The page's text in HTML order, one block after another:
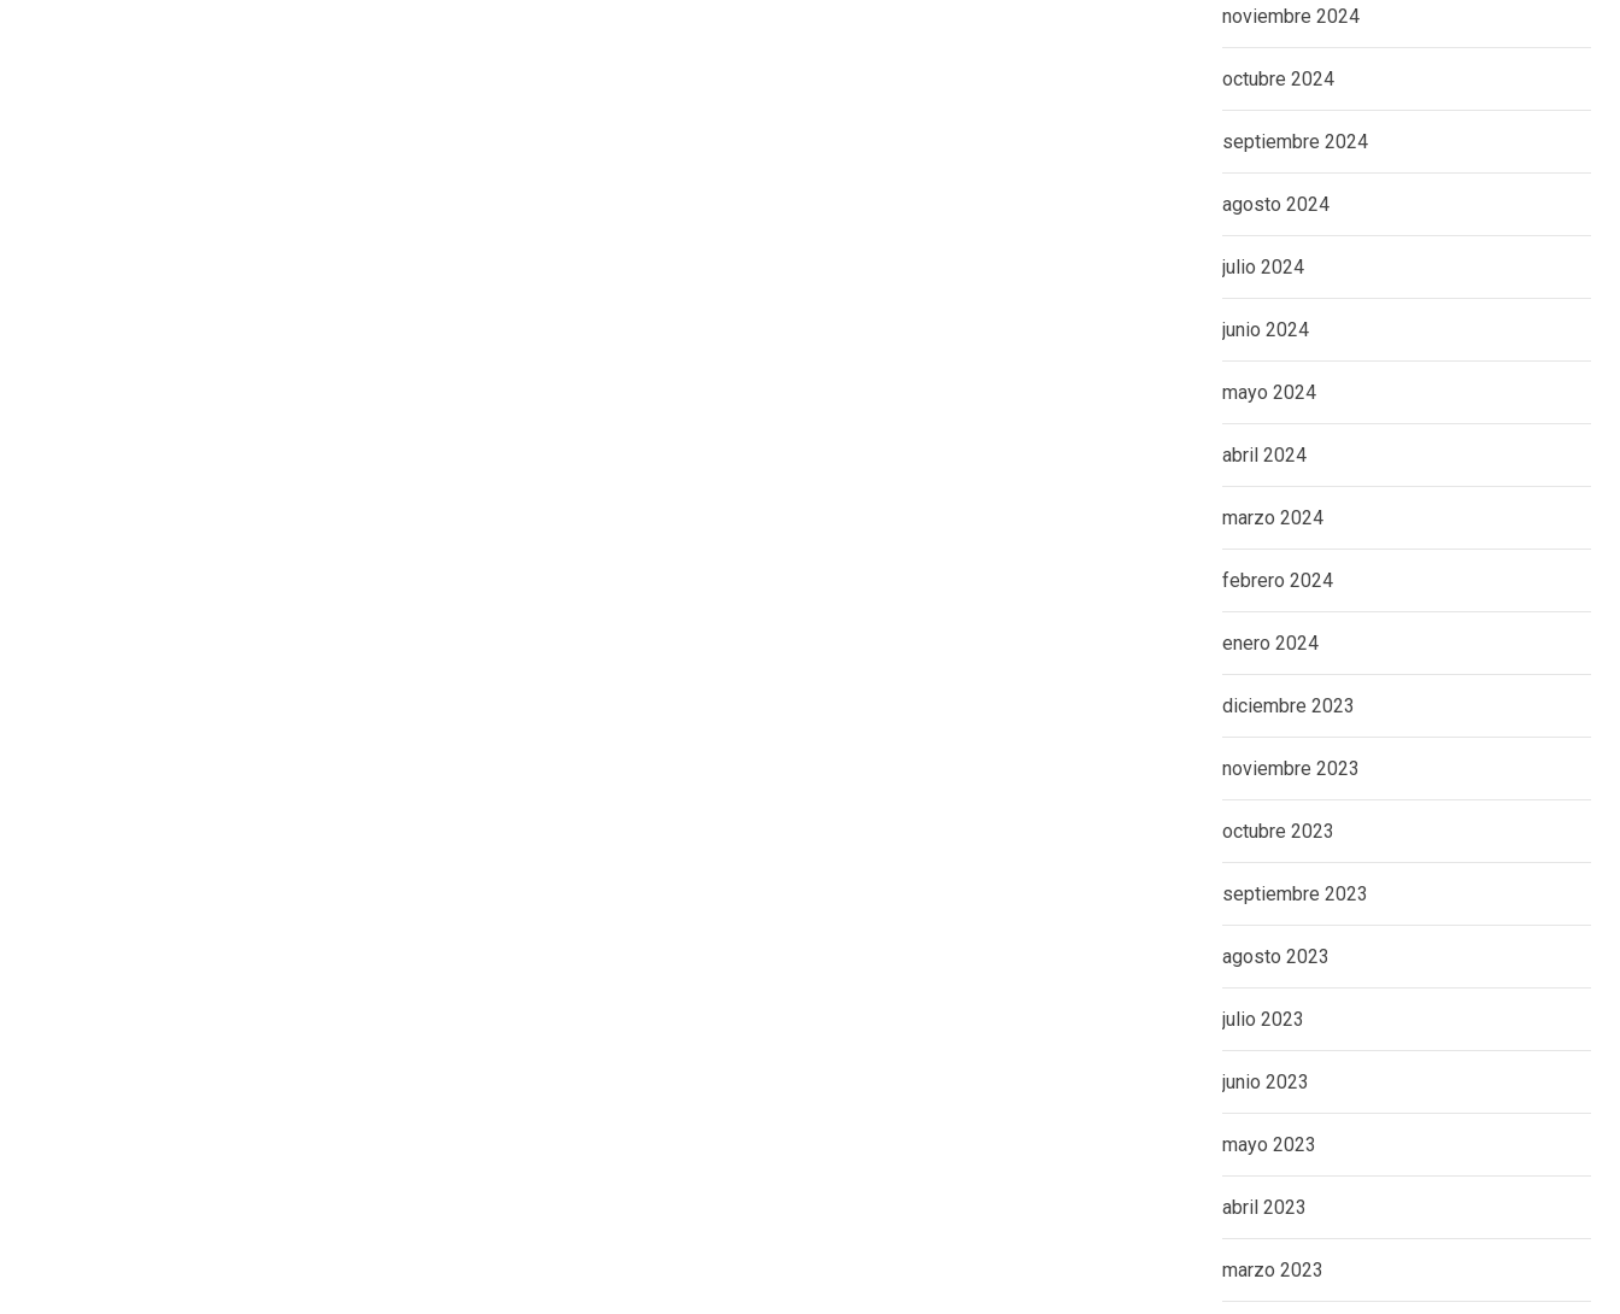
noviembre 2024
octubre 2024
septiembre 2024
agosto 2024
julio 2024
junio 2024
mayo 2024
abril 2024
marzo 2024
febrero 2024
enero 2024
diciembre 2023
noviembre 2023
octubre 2023
septiembre 2023
agosto 2023
julio 2023
junio 2023
mayo 2023
abril 2023
marzo 2023